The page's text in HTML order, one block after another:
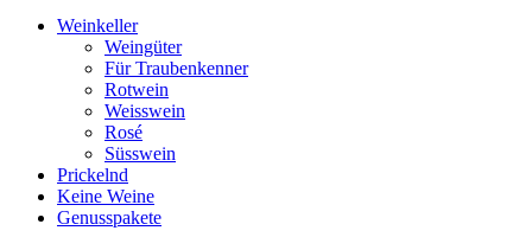
Weinkeller
Weingüter
Für Traubenkenner
Rotwein
Weisswein
Rosé
Süsswein
Prickelnd
Keine Weine
Genusspakete